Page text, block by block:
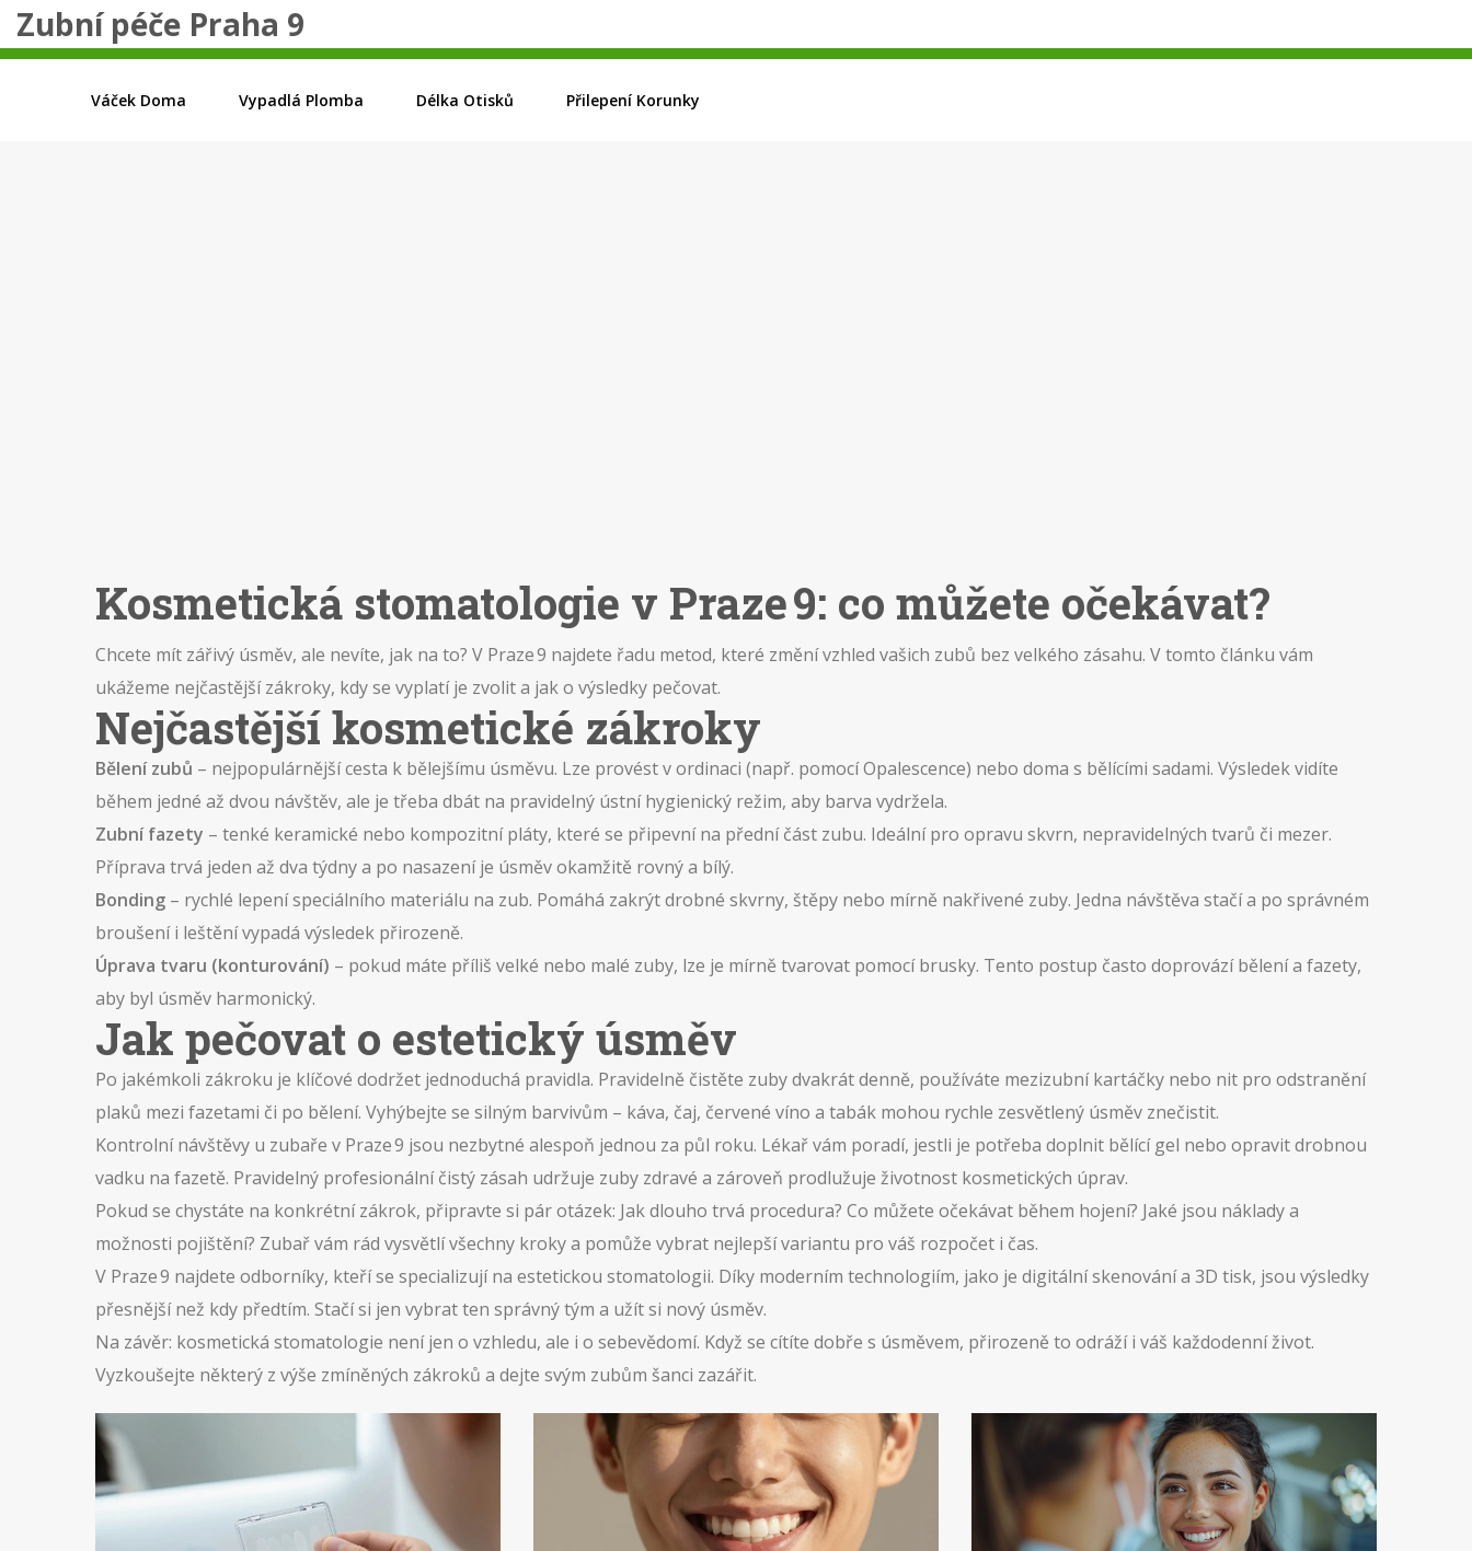
Zubní péče Praha 9
Váček Doma Vypadlá Plomba Délka Otisků Přilepení Korunky
Kosmetická stomatologie v Praze 9: co můžete očekávat?
Chcete mít zářivý úsměv, ale nevíte, jak na to? V Praze 9 najdete řadu metod, které změní vzhled vašich zubů bez velkého zásahu. V tomto článku vám
ukážeme nejčastější zákroky, kdy se vyplatí je zvolit a jak o výsledky pečovat.
Nejčastější kosmetické zákroky
Bělení zubů – nejpopulárnější cesta k bělejšímu úsměvu. Lze provést v ordinaci (např. pomocí Opalescence) nebo doma s bělícími sadami. Výsledek vidíte
během jedné až dvou návštěv, ale je třeba dbát na pravidelný ústní hygienický režim, aby barva vydržela.
Zubní fazety – tenké keramické nebo kompozitní pláty, které se připevní na přední část zubu. Ideální pro opravu skvrn, nepravidelných tvarů či mezer.
Příprava trvá jeden až dva týdny a po nasazení je úsměv okamžitě rovný a bílý.
Bonding – rychlé lepení speciálního materiálu na zub. Pomáhá zakrýt drobné skvrny, štěpy nebo mírně nakřivené zuby. Jedna návštěva stačí a po správném
broušení i leštění vypadá výsledek přirozeně.
Úprava tvaru (konturování) – pokud máte příliš velké nebo malé zuby, lze je mírně tvarovat pomocí brusky. Tento postup často doprovází bělení a fazety,
aby byl úsměv harmonický.
Jak pečovat o estetický úsměv
Po jakémkoli zákroku je klíčové dodržet jednoduchá pravidla. Pravidelně čistěte zuby dvakrát denně, používáte mezizubní kartáčky nebo nit pro odstranění
plaků mezi fazetami či po bělení. Vyhýbejte se silným barvivům – káva, čaj, červené víno a tabák mohou rychle zesvětlený úsměv znečistit.
Kontrolní návštěvy u zubaře v Praze 9 jsou nezbytné alespoň jednou za půl roku. Lékař vám poradí, jestli je potřeba doplnit bělící gel nebo opravit drobnou
vadku na fazetě. Pravidelný profesionální čistý zásah udržuje zuby zdravé a zároveň prodlužuje životnost kosmetických úprav.
Pokud se chystáte na konkrétní zákrok, připravte si pár otázek: Jak dlouho trvá procedura? Co můžete očekávat během hojení? Jaké jsou náklady a
možnosti pojištění? Zubař vám rád vysvětlí všechny kroky a pomůže vybrat nejlepší variantu pro váš rozpočet i čas.
V Praze 9 najdete odborníky, kteří se specializují na estetickou stomatologii. Díky moderním technologiím, jako je digitální skenování a 3D tisk, jsou výsledky
přesnější než kdy předtím. Stačí si jen vybrat ten správný tým a užít si nový úsměv.
Na závěr: kosmetická stomatologie není jen o vzhledu, ale i o sebevědomí. Když se cítíte dobře s úsměvem, přirozeně to odráží i váš každodenní život.
Vyzkoušejte některý z výše zmíněných zákroků a dejte svým zubům šanci zazářit.